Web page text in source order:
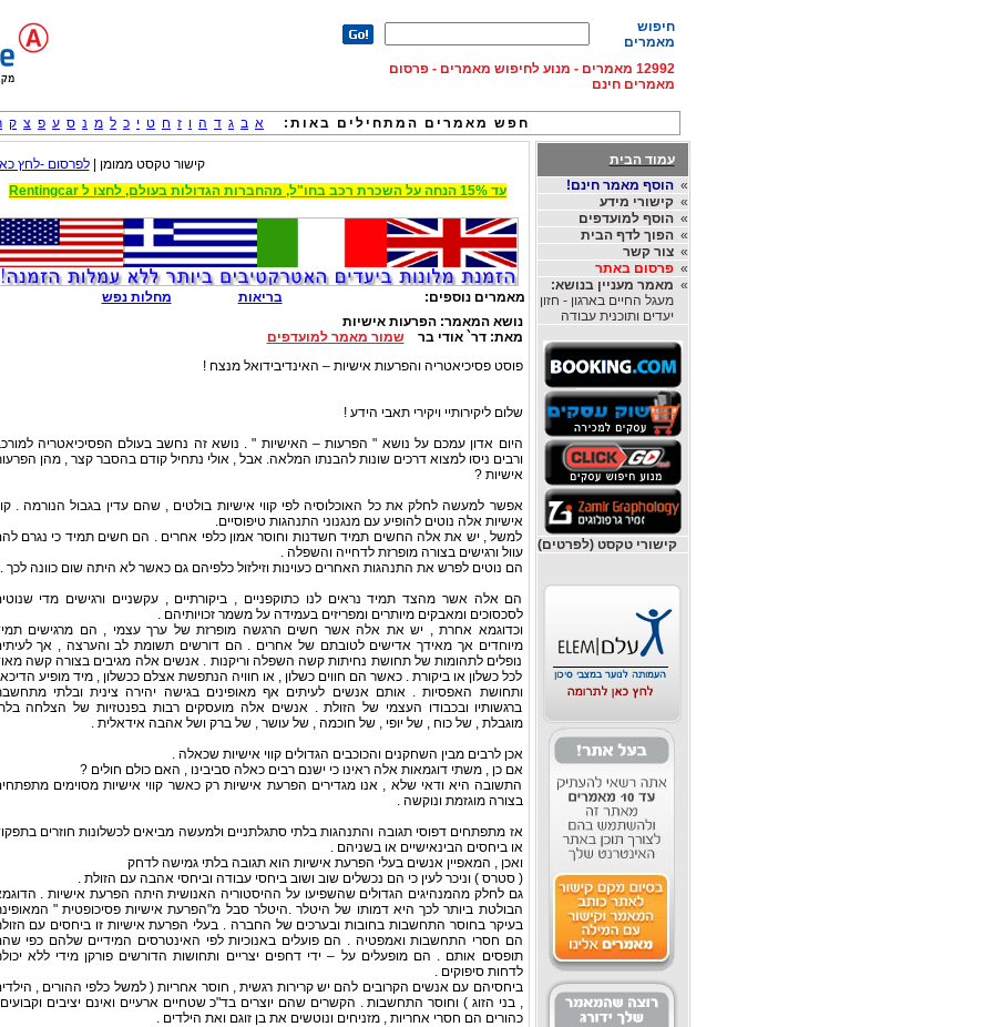
חיפוש
מאמרים
12992 מאמרים - מנוע לחיפוש מאמרים - פרסום
מאמרים חינם
חפש מאמרים המתחילים באות: א ב ג ד ה ו ז ח ט י כ ל מ נ ס ע פ צ ק
עמוד הבית
»הוסף מאמר חינם!
»קישורי מידע
»הוסף למועדפים
»הפוך לדף הבית
»צור קשר
»פרסום באתר
» מאמר מעניין בנושא:
מעגל החיים בארגון - חזון
יעדים ותוכנית עבודה
קישורי טקסט (לפרטים)
קישור טקסט ממומן |לפרסום -לחץ
עד 15% הנחה על השכרת רכב בחו"ל, מהחברות הגדולות בעולם, לחצו ל Rentingcar
מאמרים נוספים: בריאות
מחלות נפש
נושא המאמר:הפרעות אישיות
מאת:דר` אודי ברשמור מאמר למועדפים
פוסט פסיכיאטריה והפרעות אישיות – האינדיבידואל מנצח !
שלום ליקירותיי ויקירי תאבי הידע !
היום אדון עמכם על נושא " הפרעות – האישיות " . נושא זה נחשב בעולם הפסיכיאטריה
ורבים ניסו למצוא דרכים שונות להבנתו המלאה. אבל , אולי נתחיל קודם בהסבר קצר , מהן
אישיות ?
אפשר למעשה לחלק את כל האוכלוסיה לפי קווי אישיות בולטים , שהם עדין בגבול הנורמה .
אישיות אלה נוטים להופיע עם מנגנוני התנהגות טיפוסיים.
למשל , יש את אלה החשים תמיד חשדנות וחוסר אמון כלפי אחרים . הם חשים תמיד כי נגרם
עוול ורגישים בצורה מופרזת לדחייה והשפלה .
הם נוטים לפרש את התנהגות האחרים כעוינות וזילזול כלפיהם גם כאשר לא היתה שום כוונה לכך .
הם אלה אשר מהצד תמיד נראים לנו כתוקפניים , ביקורתיים , עקשניים ורגישים מדי
לסכסוכים ומאבקים מיותרים ומפריזים בעמידה על משמר זכויותיהם .
וכדוגמא אחרת , יש את אלה אשר חשים הרגשה מופרזת של ערך עצמי , הם מרגישים
מיוחדים אך מאידך אדישים לטובתם של אחרים . הם דורשים תשומת לב והערצה , אך
נופלים לתהומות של תחושת נחיתות קשה השפלה וריקנות . אנשים אלה מגיבים בצורה קשה
לכל כשלון או ביקורת . כאשר הם חווים כשלון , או חוויה הנתפשת אצלם ככשלון , מיד מופיע
ותחושת האפסיות . אותם אנשים לעיתים אף מאופינים בגישה יהירה צינית ובלתי
ברגשותיו ובכבודו העצמי של הזולת . אנשים אלה מועסקים רבות בפנטזיות של הצלחה
מוגבלת , של כוח , של יופי , של חוכמה , של עושר , של ברק ושל אהבה אידאלית .
אכן לרבים מבין השחקנים והכוכבים הגדולים קווי אישיות שכאלה .
אם כן , משתי דוגמאות אלה ראינו כי ישנם רבים כאלה סביבינו , האם כולם חולים ?
התשובה היא ודאי שלא , אנו מגדירים הפרעת אישיות רק כאשר קווי אישיות מסוימים
בצורה מוגזמת ונוקשה .
אז מתפתחים דפוסי תגובה והתנהגות בלתי סתגלתניים ולמעשה מביאים לכשלונות חוזרים
או ביחסים הבינאישיים או בשניהם .
ואכן , המאפיין אנשים בעלי הפרעת אישיות הוא תגובה בלתי גמישה לדחק
( סטרס ) וניכר לעין כי הם נכשלים שוב ושוב ביחסי עבודה וביחסי אהבה עם הזולת .
גם לחלק מהמנהיגים הגדולים שהשפיעו על ההיסטוריה האנושית היתה הפרעת אישיות .
הבולטת ביותר לכך היא דמותו של היטלר .היטלר סבל מ"הפרעת אישיות פסיכופטית "
בעיקר בחוסר התחשבות בחובות ובערכים של החברה . בעלי הפרעת אישיות זו ביחסים עם
הם חסרי התחשבות ואמפטיה . הם פועלים באנוכיות לפי האינטרסים המידיים שלהם כפי
תופסים אותם . הם מופעלים על – ידי דחפים יצריים ותחושות הדורשים פורקן מידי ללא
לדחות סיפוקים .
ביחסיהם עם אנשים הקרובים להם יש קרירות רגשית , חוסר אחריות ( למשל כלפי ההורים ,
, בני הזוג ) וחוסר התחשבות . הקשרים שהם יוצרים בד"כ שטחיים ארעיים ואינם יציבים
כהורים הם חסרי אחריות , מזניחים ונוטשים את בן זוגם ואת הילדים .